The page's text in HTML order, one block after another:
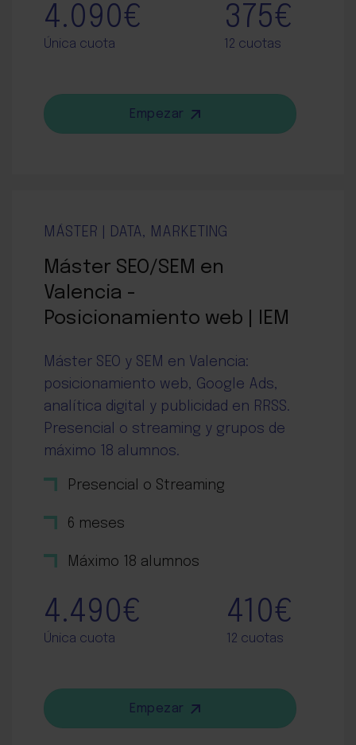
4.090€
Única cuota
375€
12 cuotas
Empezar
MÁSTER | DATA, MARKETING
Máster SEO/SEM en
Valencia -
Posicionamiento web | IEM
Máster SEO y SEM en Valencia:
posicionamiento web, Google Ads,
analítica digital y publicidad en RRSS.
Presencial o streaming y grupos de
máximo 18 alumnos.
Presencial o Streaming
6 meses
Máximo 18 alumnos
4.490€
Única cuota
410€
12 cuotas
Empezar